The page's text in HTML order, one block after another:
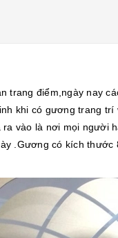
trang điểm,ngày nay
khi có gương trang
vào là nơi mọi
.Gương có kích